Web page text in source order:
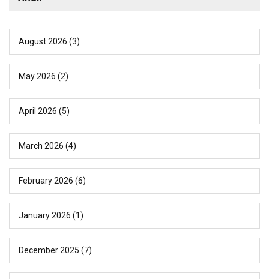
August 2026 (3)
May 2026 (2)
April 2026 (5)
March 2026 (4)
February 2026 (6)
January 2026 (1)
December 2025 (7)